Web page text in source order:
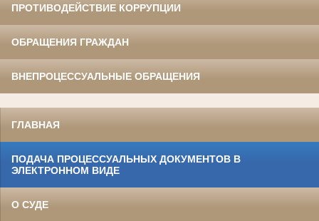
ПРОТИВОДЕЙСТВИЕ КОРРУПЦИИ
ОБРАЩЕНИЯ ГРАЖДАН
ВНЕПРОЦЕССУАЛЬНЫЕ ОБРАЩЕНИЯ
ГЛАВНАЯ
ПОДАЧА ПРОЦЕССУАЛЬНЫХ ДОКУМЕНТОВ В
ЭЛЕКТРОННОМ ВИДЕ
О СУДЕ